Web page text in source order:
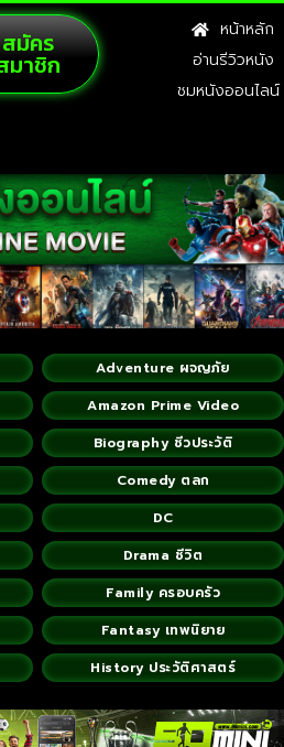
สมัคร
มาชิก
หน้าหลัก
อ่านรีวิวหนัง
ชมหนังออนไลน์
Adventure ผจญภัย
Amazon Prime Video
Biography ชีวประวัติ
Comedy ตลก
DC
Drama ชีวิต
Family ครอบครัว
Fantasy เทพนิยาย
History ประวัติศาสตร์